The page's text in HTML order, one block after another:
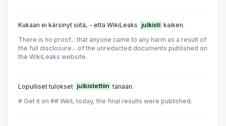
Kukaan ei kärsinyt siitä, - että WikiLeaks julkisti kaiken.
There is no proof... that anyone came to any harm as a result of
the full disclosure... of the unredacted documents published on
the WikiLeaks website.
Lopulliset tulokset julkistettiin tänään.
# Get it on ## Well, today, the final results were published.